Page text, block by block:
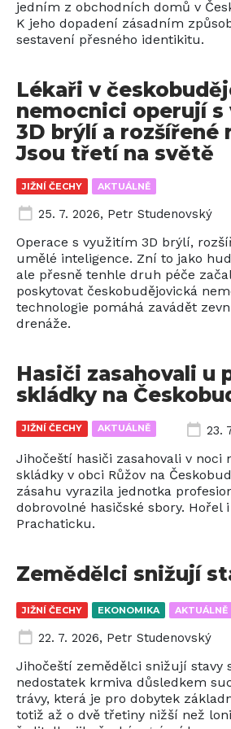
jedním z obchodních domů v
K jeho dopadení zásadním
sestavení přesného identikitu.
JIŽNÍ ČECHY AKTUÁLNĚ
Lékaři v
nemocnici operují
3D brýlí a rozšířené
Jsou třetí na světě
25. 7. 2026, Petr Studenovský
Operace s využitím 3D brýlí,
umělé inteligence. Zní to jako
ale přesně tenhle druh péče
poskytovat českobudějovická
technologie pomáhá zavádět
drenáže.
JIŽNÍ ČECHY AKTUÁLNĚ
Hasiči zasahovali u
skládky na
23.
Jihočeští hasiči zasahovali v noci
skládky v obci Růžov na
zásahu vyrazila jednotka
dobrovolné hasičské sbory. Hořel
Prachaticku.
JIŽNÍ ČECHY EKONOMIKA AKTUÁLNĚ
Zemědělci snižují
22. 7. 2026, Petr Studenovský
Jihočeští zemědělci snižují stavy
nedostatek krmiva důsledkem
trávy, která je pro dobytek
totiž až o dvě třetiny nižší než